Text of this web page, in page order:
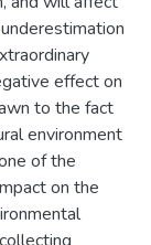
effect on
to the fact
environment
of the
on the